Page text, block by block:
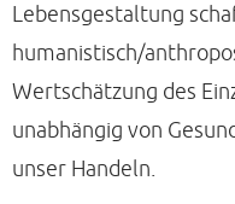
Lebensgestaltung
humanistisch/
Wertschätzung des
unabhängig von
unser Handeln.